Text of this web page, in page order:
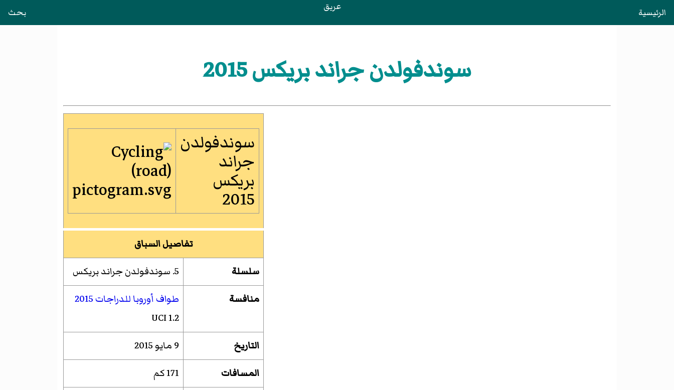
الرئيسية عريق بحث
سوندفولدن جراند بريكس 2015
سوندفولدن
جراند
بريكس
2015
تفاصيل السباق
سلسلة
5. سوندفولدن جراند بريكس
منافسة
طواف أوروبا للدراجات 2015
UCI 1.2
التاريخ
9 مايو 2015
المسافات
171 كم